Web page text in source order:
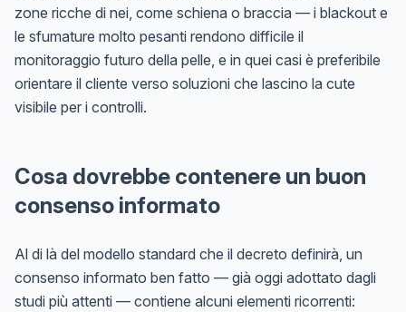
zone ricche di nei, come schiena o braccia — i blackout e
le sfumature molto pesanti rendono difficile il
monitoraggio futuro della pelle, e in quei casi è preferibile
orientare il cliente verso soluzioni che lascino la cute
visibile per i controlli.
Cosa dovrebbe contenere un buon
consenso informato
Al di là del modello standard che il decreto definirà, un
consenso informato ben fatto — già oggi adottato dagli
studi più attenti — contiene alcuni elementi ricorrenti: